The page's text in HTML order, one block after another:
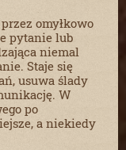
omyłkowo
pytanie lub
niemal
Staje się
usuwa ślady
W
po
a niekiedy